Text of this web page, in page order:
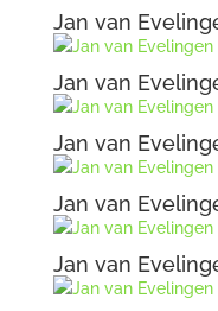
Jan van
Jan van
Jan van
Jan van
Jan van